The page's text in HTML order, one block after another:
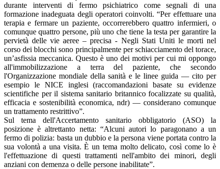
durante interventi di fermo psichiatrico come segnali di una
formazione inadeguata degli operatori coinvolti. “Per effettuare una
terapia e fermare un paziente, occorrerebbero quattro infermieri, o
comunque quattro persone, più uno che tiene la testa per garantire la
pervietà delle vie aeree – precisa - Negli Stati Uniti le morti nel
corso dei blocchi sono principalmente per schiacciamento del torace,
un’asfissia meccanica. Questo è uno dei motivi per cui mi oppongo
all'immobilizzazione a terra del paziente, che secondo
l'Organizzazione mondiale della sanità e le linee guida — cito per
esempio le NICE inglesi (raccomandazioni basate su evidenze
scientifiche per il sistema sanitario britannico focalizzate su qualità,
efficacia e sostenibilità economica, ndr) — considerano comunque
un trattamento restrittivo”.
Sul tema dell'Accertamento sanitario obbligatorio (ASO) la
posizione è altrettanto netta: “Alcuni autori lo paragonano a un
fermo di polizia: basta un dubbio e la persona viene portata contro la
sua volontà a una visita. È un tema molto delicato, così come lo è
l'effettuazione di questi trattamenti nell'ambito dei minori, degli
anziani con demenza o delle persone inabilitate”.